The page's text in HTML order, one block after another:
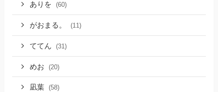
ありを (60)
がおまる。 (11)
ててん (31)
めお (20)
凪葉 (58)